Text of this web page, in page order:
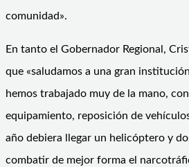
comunidad».
En tanto el Gobernador Regional,
que «saludamos a una gran
hemos trabajado muy de la mano,
equipamiento, reposición de
año debiera llegar un helicóptero y
combatir de mejor forma el